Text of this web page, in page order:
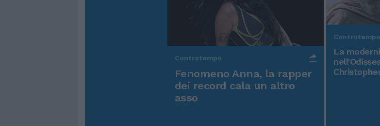
Controtempo
Fenomeno Anna, la rapper
dei record cala un altro
asso
Controtempo
La